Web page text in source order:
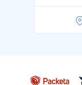
Tricoul preferat